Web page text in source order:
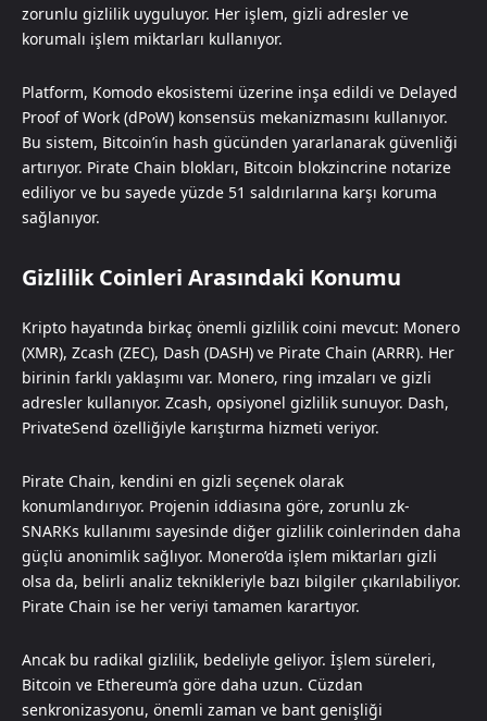
zorunlu gizlilik uyguluyor. Her işlem, gizli adresler ve
korumalı işlem miktarları kullanıyor.
Platform, Komodo ekosistemi üzerine inşa edildi ve Delayed
Proof of Work (dPoW) konsensüs mekanizmasını kullanıyor.
Bu sistem, Bitcoin’in hash gücünden yararlanarak güvenliği
artırıyor. Pirate Chain blokları, Bitcoin blokzincrine notarize
ediliyor ve bu sayede yüzde 51 saldırılarına karşı koruma
sağlanıyor.
Gizlilik Coinleri Arasındaki Konumu
Kripto hayatında birkaç önemli gizlilik coini mevcut: Monero
(XMR), Zcash (ZEC), Dash (DASH) ve Pirate Chain (ARRR). Her
birinin farklı yaklaşımı var. Monero, ring imzaları ve gizli
adresler kullanıyor. Zcash, opsiyonel gizlilik sunuyor. Dash,
PrivateSend özelliğiyle karıştırma hizmeti veriyor.
Pirate Chain, kendini en gizli seçenek olarak
konumlandırıyor. Projenin iddiasına göre, zorunlu zk-
SNARKs kullanımı sayesinde diğer gizlilik coinlerinden daha
güçlü anonimlik sağlıyor. Monero’da işlem miktarları gizli
olsa da, belirli analiz teknikleriyle bazı bilgiler çıkarılabiliyor.
Pirate Chain ise her veriyi tamamen karartıyor.
Ancak bu radikal gizlilik, bedeliyle geliyor. İşlem süreleri,
Bitcoin ve Ethereum’a göre daha uzun. Cüzdan
senkronizasyonu, önemli zaman ve bant genişliği